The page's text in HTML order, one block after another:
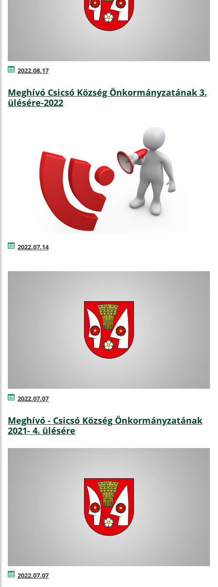
2022.08.17
Meghívó Csicsó Község Önkormányzatának 3.
ülésére-2022
2022.07.14
2022.07.07
Meghívó - Csicsó Község Önkormányzatának
2021- 4. ülésére
2022.07.07